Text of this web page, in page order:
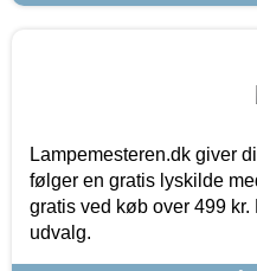
Lampemesteren.dk giver
følger en gratis lyskilde
gratis ved køb over 499
udvalg.